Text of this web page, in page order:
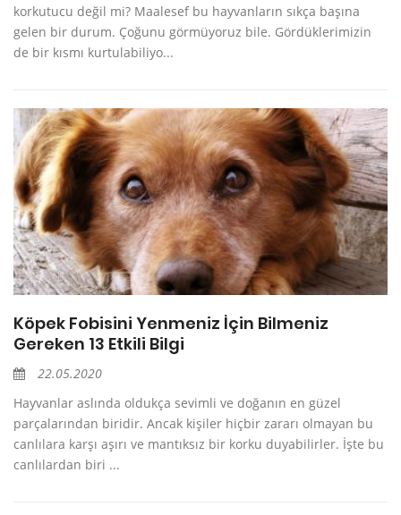
korkutucu değil mi? Maalesef bu hayvanların sıkça başına
gelen bir durum. Çoğunu görmüyoruz bile. Gördüklerimizin
de bir kısmı kurtulabiliyo...
Köpek Fobisini Yenmeniz İçin Bilmeniz
Gereken 13 Etkili Bilgi
22.05.2020
Hayvanlar aslında oldukça sevimli ve doğanın en güzel
parçalarından biridir. Ancak kişiler hiçbir zararı olmayan bu
canlılara karşı aşırı ve mantıksız bir korku duyabilirler. İşte bu
canlılardan biri ...